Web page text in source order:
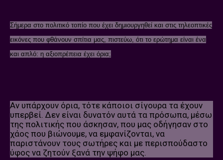
Σήμερα στο πολιτικό τοπίο που έχει δημιουργηθεί και στις τηλεοπτικές
εικόνες που φθάνουν σπίτια μας, πιστεύω, ότι το ερώτημα είναι ένα
και απλό: η αξιοπρέπεια έχει όρια;
Αν υπάρχουν όρια, τότε κάποιοι σίγουρα τα έχουν
υπερβεί. Δεν είναι δυνατόν αυτά τα πρόσωπα, μέσω
της πολιτικής που άσκησαν, που μας οδήγησαν στο
χάος που βιώνουμε, να εμφανίζονται, να
παριστάνουν τους σωτήρες και με περισπούδαστο
ύφος να ζητούν ξανά την ψήφο μας.